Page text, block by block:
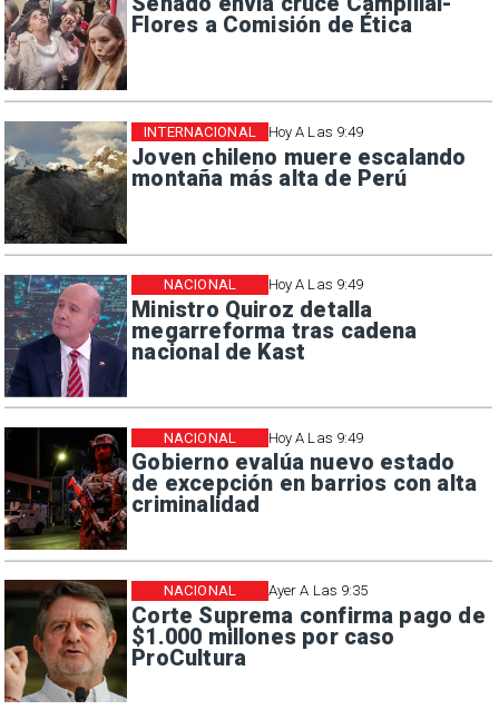
Flores a Comisión de Ética
Hoy A Las 9:49
Joven chileno muere escalando
montaña más alta de Perú
INTERNACIONAL
Hoy A Las 9:49
Ministro Quiroz detalla
megarreforma tras cadena
nacional de Kast
NACIONAL
Hoy A Las 9:49
Gobierno evalúa nuevo estado
de excepción en barrios con alta
criminalidad
NACIONAL
Ayer A Las 9:35
Corte Suprema confirma pago de
$1.000 millones por caso
ProCultura
NACIONAL